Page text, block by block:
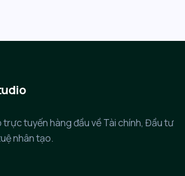
trực tuyến hàng đầu về Tài chính, Đầu tư
nhân tạo.